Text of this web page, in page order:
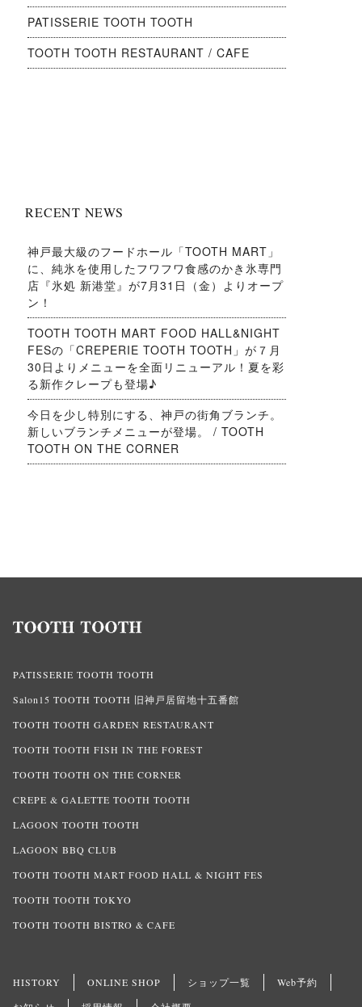
PATISSERIE TOOTH TOOTH
TOOTH TOOTH RESTAURANT / CAFE
RECENT NEWS
神戸最大級のフードホール「TOOTH MART」
に、純氷を使用したフワフワ食感のかき氷専門
店『氷処 新港堂』が7月31日（金）よりオープ
ン！
TOOTH TOOTH MART FOOD HALL&NIGHT
FESの「CREPERIE TOOTH TOOTH」が７月
30日よりメニューを全面リニューアル！夏を彩
る新作クレープも登場♪
今日を少し特別にする、神戸の街角ブランチ。
新しいブランチメニューが登場。 / TOOTH
TOOTH ON THE CORNER
PATISSERIE TOOTH TOOTH
Salon15 TOOTH TOOTH 旧神戸居留地十五番館
TOOTH TOOTH GARDEN RESTAURANT
TOOTH TOOTH FISH IN THE FOREST
TOOTH TOOTH ON THE CORNER
CREPE & GALETTE TOOTH TOOTH
LAGOON TOOTH TOOTH
LAGOON BBQ CLUB
TOOTH TOOTH MART FOOD HALL & NIGHT FES
TOOTH TOOTH TOKYO
TOOTH TOOTH BISTRO & CAFE
HISTORY ONLINE SHOP ショップ一覧
Web予約